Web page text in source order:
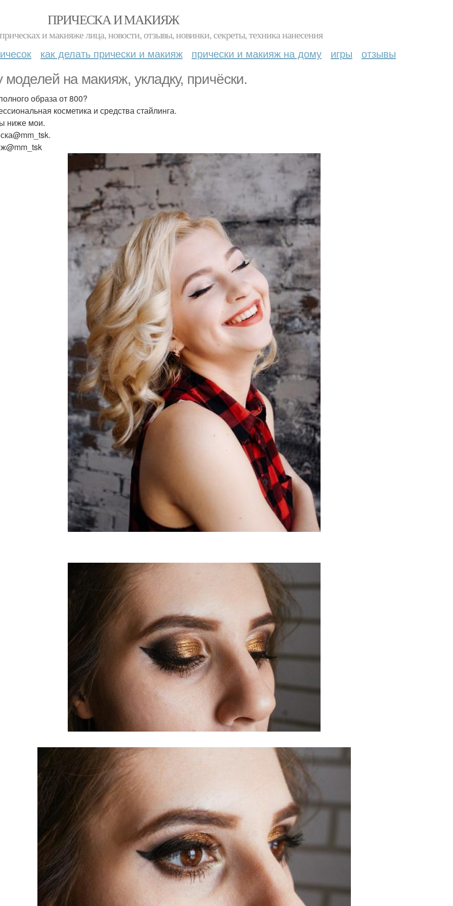
ПРИЧЕСКА И МАКИЯЖ
и макияже лица, новости, отзывы, новинки, секреты, техника нанесения
как делать прически и макияж прически и макияж на дому игры отзывы
на макияж, укладку, причёски.
образа от 800?
косметика и средства стайлинга.
ниже мои.